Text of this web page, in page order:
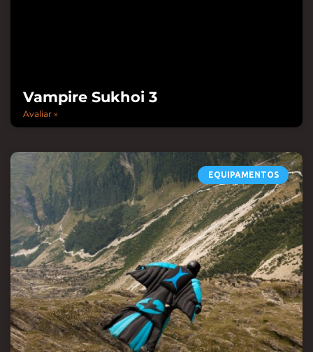
Vampire Sukhoi 3
Avaliar »
EQUIPAMENTOS